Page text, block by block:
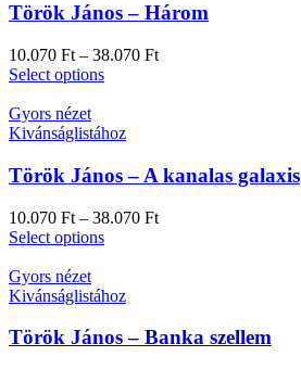
Török János – Három
10.070 Ft – 38.070 Ft
Select options
Gyors nézet
Kivánságlistához
Török János – A kanalas galaxis
10.070 Ft – 38.070 Ft
Select options
Gyors nézet
Kivánságlistához
Török János – Banka szellem